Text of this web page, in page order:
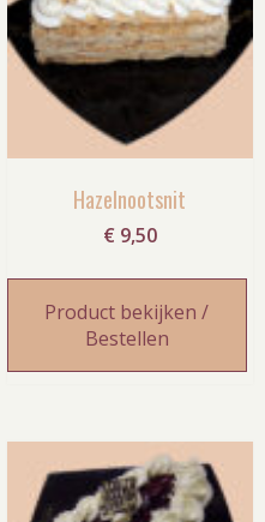
Hazelnootsnit
€ 9,50
Product bekijken /
Bestellen